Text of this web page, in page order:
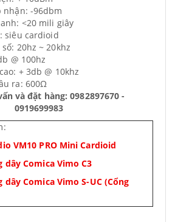
nhận: -96dbm
<20 mili giây
siêu cardioid
20hz ~ 20khz
@ 100hz
+ 3db @ 10khz
ra: 600Ω
và đặt hàng: 0982897670 -
0919699983
VM10 PRO Mini Cardioid
Comica Vimo C3
Comica Vimo S-UC (Cổng